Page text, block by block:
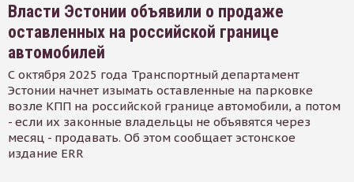
Власти Эстонии объявили о продаже
оставленных на российской границе
автомобилей
С октября 2025 года Транспортный департамент
Эстонии начнет изымать оставленные на парковке
возле КПП на российской границе автомобили, а потом
- если их законные владельцы не объявятся через
месяц - продавать. Об этом сообщает эстонское
издание ERR